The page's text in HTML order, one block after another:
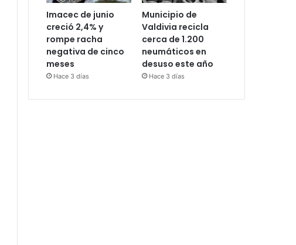
Imacec de junio
creció 2,4% y
rompe racha
negativa de cinco
meses
Hace 3 días
Municipio de
Valdivia recicla
cerca de 1.200
neumáticos en
desuso este año
Hace 3 días